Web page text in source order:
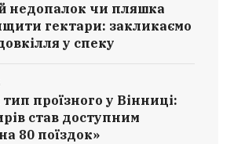
недопалок чи пляшка
гектари: закликаємо
у спеку
проїзного у Вінниці:
став доступним
80 поїздок»